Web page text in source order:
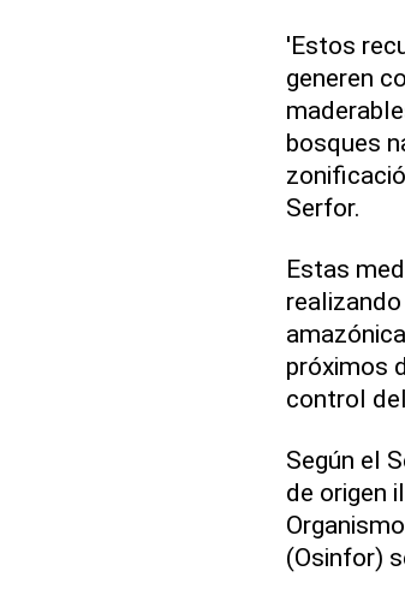
'Estos
generen
bosques
Serfor.
Estas
próximos
control
Según el
de origen
(Osinfor)